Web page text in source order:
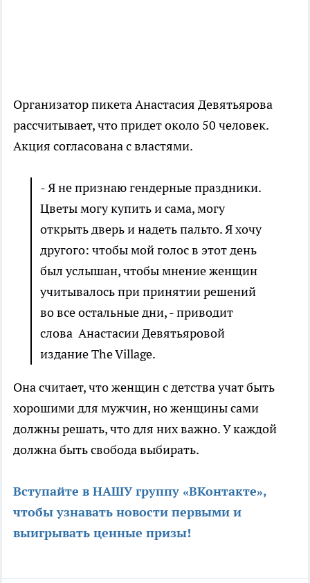
Организатор пикета Анастасия Девятьярова
рассчитывает, что придет около 50 человек.
Акция согласована с властями.
- Я не признаю гендерные праздники.
Цветы могу купить и сама, могу
открыть дверь и надеть пальто. Я хочу
другого: чтобы мой голос в этот день
был услышан, чтобы мнение женщин
учитывалось при принятии решений
во все остальные дни, - приводит
слова Анастасии Девятьяровой
издание The Village.
Она считает, что женщин с детства учат быть
хорошими для мужчин, но женщины сами
должны решать, что для них важно. У каждой
должна быть свобода выбирать.
Вступайте в НАШУ группу «ВКонтакте»,
чтобы узнавать новости первыми и
выигрывать ценные призы!